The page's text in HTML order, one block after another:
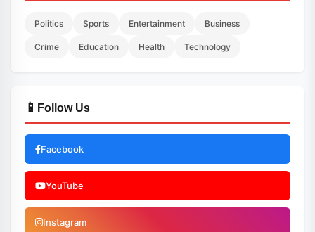
Politics Sports Entertainment Business
Crime Education Health Technology
📱 Follow Us
Facebook
YouTube
Instagram